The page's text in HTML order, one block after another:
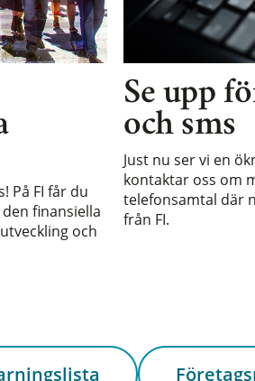
På FI får du
finansiella
och
Se upp
och sms
Just nu ser vi en
kontaktar oss om
telefonsamtal där
från FI.